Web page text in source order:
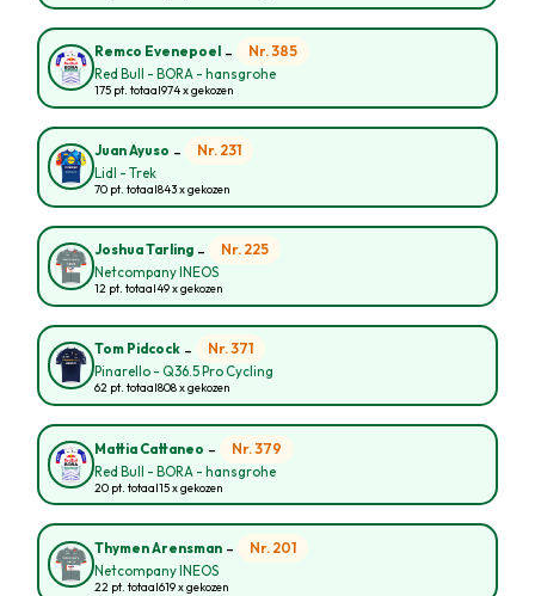
Remco Evenepoel - Nr. 385
Red Bull - BORA - hansgrohe
175 pt. totaal974 x gekozen
Juan Ayuso - Nr. 231
Lidl - Trek
70 pt. totaal843 x gekozen
Joshua Tarling - Nr. 225
Netcompany INEOS
12 pt. totaal49 x gekozen
Tom Pidcock - Nr. 371
Pinarello - Q36.5 Pro Cycling
62 pt. totaal808 x gekozen
Mattia Cattaneo - Nr. 379
Red Bull - BORA - hansgrohe
20 pt. totaal15 x gekozen
Thymen Arensman - Nr. 201
Netcompany INEOS
22 pt. totaal619 x gekozen